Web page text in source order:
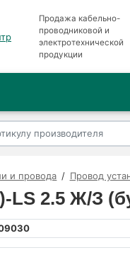
Продажа кабельно-
проводниковой и
электротехнической
продукции
и провода Провод
2.5 Ж/З